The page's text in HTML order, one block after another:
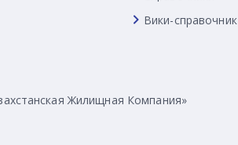
Вики-справочник
Жилищная Компания»